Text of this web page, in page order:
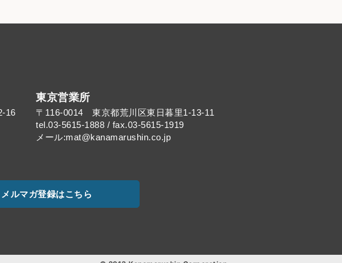
16
東京営業所
〒116-0014 東京都荒川区東日暮里1-13-11
tel.03-5615-1888 / fax.03-5615-1919
メール:mat@kanamarushin.co.jp
メルマガ登録はこちら